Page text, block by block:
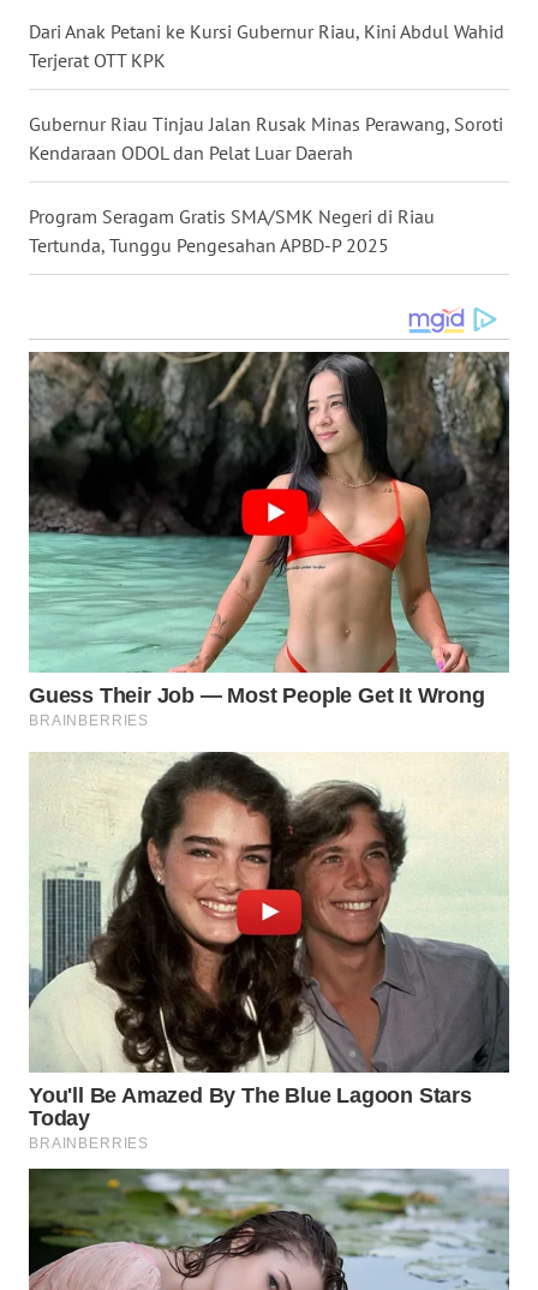
Dari Anak Petani ke Kursi Gubernur Riau, Kini Abdul Wahid
Terjerat OTT KPK
Gubernur Riau Tinjau Jalan Rusak Minas Perawang, Soroti
Kendaraan ODOL dan Pelat Luar Daerah
Program Seragam Gratis SMA/SMK Negeri di Riau
Tertunda, Tunggu Pengesahan APBD-P 2025
WN
KALTIM
SULSEL
WN
SULUT
WN
MALUKU
WN
MALUT
WN
DAIRI
WN
DANAU
TOBA
NIAS
WN
LANGKAT
TAPANULI
SELATAN
WN
TANJUNG
LESUNG
WN
KARO